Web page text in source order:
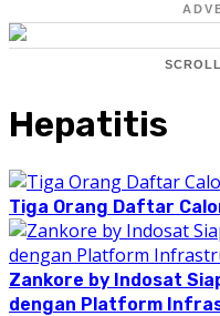
Hepatitis
Tiga Orang Daftar
Zankore by Indosat
dengan Platform